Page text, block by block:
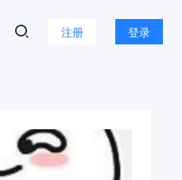
登录
注册